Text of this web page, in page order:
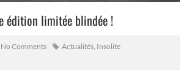
édition limitée blindée !
No Comments Actualités Insolite